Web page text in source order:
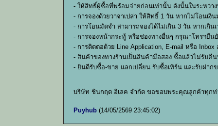
- ให้สิทธิ์ผู้ซื้อที่พร้อมจ่ายก่อนเท่านั้น ดังนั้นในระหว่า
- การจองด้วยวาจาเปล่า ให้สิทธิ์ 1 วัน หากไม่โอนเ
- การโอนมัดจำ สามารถจองได้ไม่เกิน 3 วัน หากเกิน
- การจองหน้ากระทู้ หรือช่องทางอื่นๆ กรุณาโทรฯยืน
- การติดต่อด้วย Line Application, E-mail หรือ
- สินค้าของทางร้านเป็นสินค้ามือสอง ซื้อแล้วไม่รับ
- ยินดีรับซื้อ-ขาย แลกเปลี่ยน รับซื้อเทิร์น และรับฝาก
บริษัท ชินกฤต อิเลค จำกัด ขอขอบพระคุณลูกค้าทุก
Puyhub (14/05/2569 23:45:02)